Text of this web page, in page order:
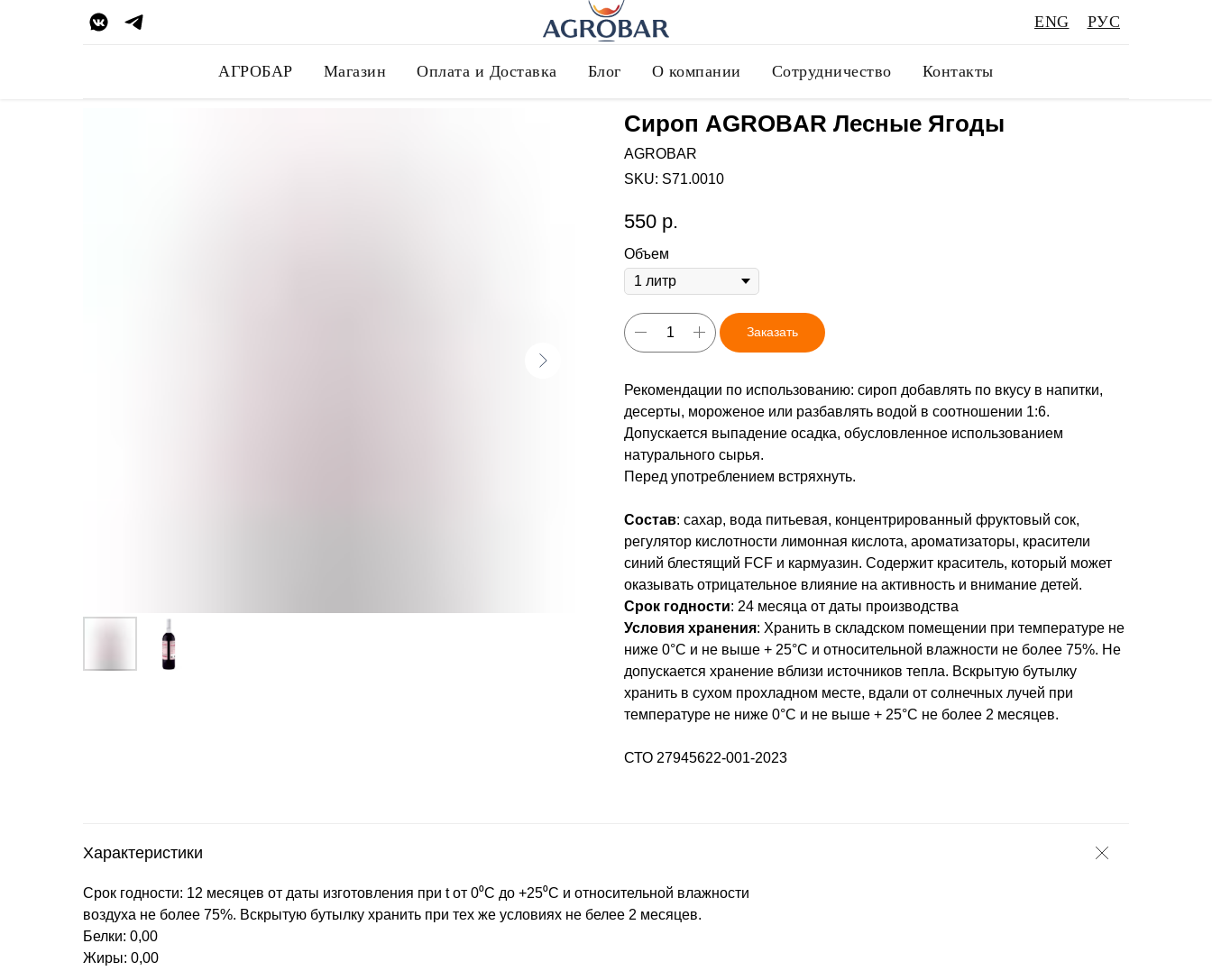
ENG РУС
АГРОБАР Магазин Оплата и Доставка Блог О компании Сотрудничество Контакты
Сироп AGROBAR Лесные Ягоды
AGROBAR
SKU: S71.0010
550 р.
Объем
Заказать
Рекомендации по использованию: сироп добавлять по вкусу в напитки,
десерты, мороженое или разбавлять водой в соотношении 1:6.
Допускается выпадение осадка, обусловленное использованием
натурального сырья.
Перед употреблением встряхнуть.
Состав: сахар, вода питьевая, концентрированный фруктовый сок,
регулятор кислотности лимонная кислота, ароматизаторы, красители
синий блестящий FCF и кармуазин. Содержит краситель, который может
оказывать отрицательное влияние на активность и внимание детей.
Срок годности: 24 месяца от даты производства
Условия хранения: Хранить в складском помещении при температуре не
ниже 0°С и не выше + 25°С и относительной влажности не более 75%. Не
допускается хранение вблизи источников тепла. Вскрытую бутылку
хранить в сухом прохладном месте, вдали от солнечных лучей при
температуре не ниже 0°С и не выше + 25°С не более 2 месяцев.
СТО 27945622-001-2023
Характеристики
Срок годности: 12 месяцев от даты изготовления при t от 0⁰С до +25⁰С и относительной влажности
воздуха не более 75%. Вскрытую бутылку хранить при тех же условиях не белее 2 месяцев.
Белки: 0,00
Жиры: 0,00